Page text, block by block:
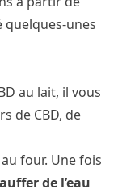
quelques-unes
au lait, il vous
de CBD, de
four. Une fois
de l’eau